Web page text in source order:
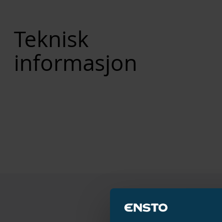
Teknisk
informasjon